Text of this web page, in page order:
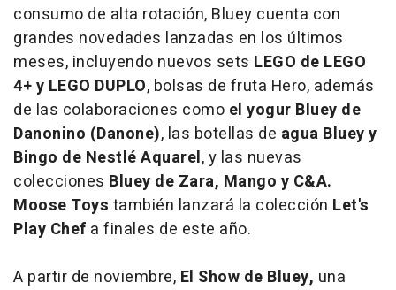
consumo de alta rotación, Bluey cuenta con
grandes novedades lanzadas en los últimos
meses, incluyendo nuevos sets LEGO de LEGO
4+ y LEGO DUPLO, bolsas de fruta Hero, además
de las colaboraciones como el yogur Bluey de
Danonino (Danone), las botellas de agua Bluey y
Bingo de Nestlé Aquarel, y las nuevas
colecciones Bluey de Zara, Mango y C&A.
Moose Toys también lanzará la colección Let's
Play Chef a finales de este año.
A partir de noviembre, El Show de Bluey, una